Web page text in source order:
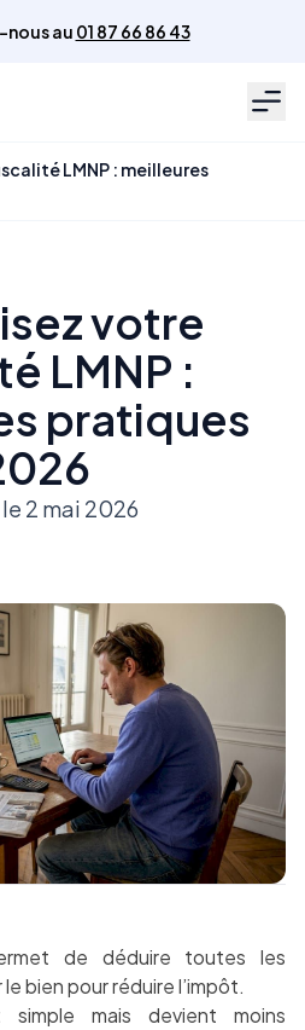
au 01 87 66 86 43
LMNP : meilleures
votre
LMNP :
pratiques
2 mai 2026
de déduire toutes les
bien pour réduire l’impôt.
mais devient moins